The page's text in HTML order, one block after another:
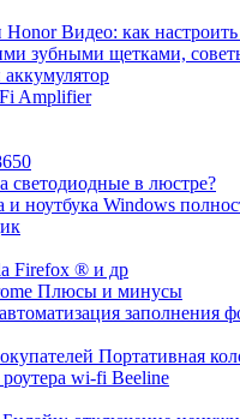
Видео: как
зубными щетками,
Amplifier
светодиодные в люстре?
ноутбука Windows
Firefox ® и др
Плюсы и минусы
заполнения
Портативная
wi-fi Beeline